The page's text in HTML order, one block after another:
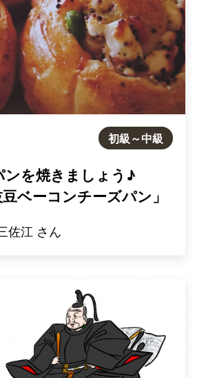
初級～中級
ンを焼きましょう♪
豆ベーコンチーズパン」
佐江 さん